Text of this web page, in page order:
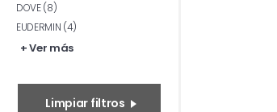
DOVE (8)
EUDERMIN (4)
+ Ver más
Limpiar filtros